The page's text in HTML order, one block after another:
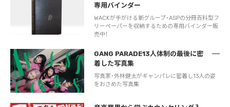
専用バインダー
WACKが手がける新グループ・ASPの分冊百科型フ
リーペーパーを収納するための専用バインダー販
売中！
GANG PARADE13人体制の最後に密
着した写真集
写真家・外林健太がギャンパレに密着し13人の姿
をおさめた写真集